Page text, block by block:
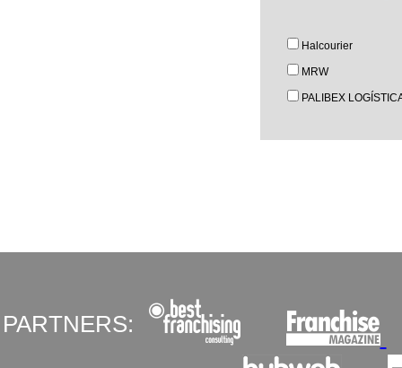
Halcourier
MRW
PALIBEX
PARTNERS: